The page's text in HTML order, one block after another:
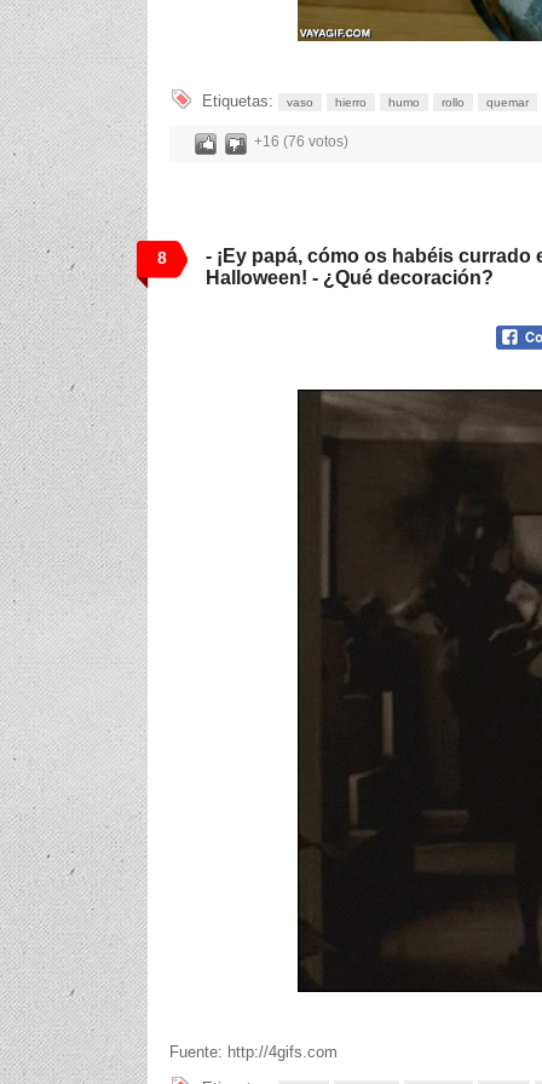
Etiquetas: vaso hierro humo rollo quemar
+16 (76 votos)
8
- ¡Ey papá, cómo os habéis currado
Halloween! - ¿Qué decoración?
Fuente: http://4gifs.com